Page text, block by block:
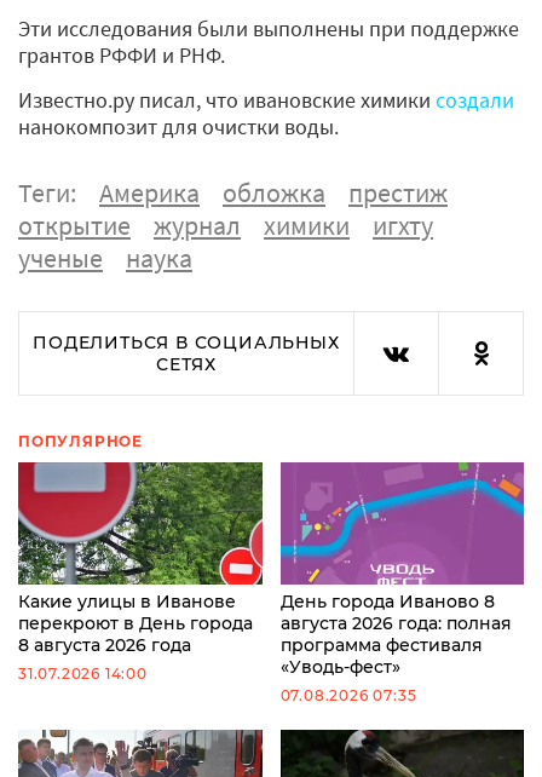
Эти исследования были выполнены при поддержке
грантов РФФИ и РНФ.
Известно.ру писал, что ивановские химики создали
нанокомпозит для очистки воды.
Теги: Америка обложка
престиж
открытие
журнал химики
игхту
ученые
наука
ПОДЕЛИТЬСЯ В СОЦИАЛЬНЫХ
СЕТЯХ
ПОПУЛЯРНОЕ
Какие улицы в Иванове
перекроют в День города
8 августа 2026 года
31.07.2026 14:00
День города Иваново 8
августа 2026 года: полная
программа фестиваля
«Уводь-фест»
07.08.2026 07:35